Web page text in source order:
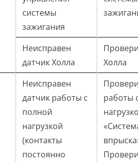
системы
зажигания
Неисправен
датчик Холла
Холла
Неисправен
датчик работы с
полной
нагрузкой
(контакты
постоянно
работы